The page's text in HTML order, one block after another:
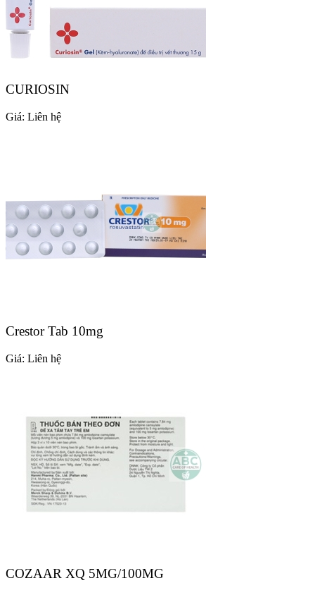
CURIOSIN
Giá: Liên hệ
Crestor Tab 10mg
Giá: Liên hệ
COZAAR XQ 5MG/100MG